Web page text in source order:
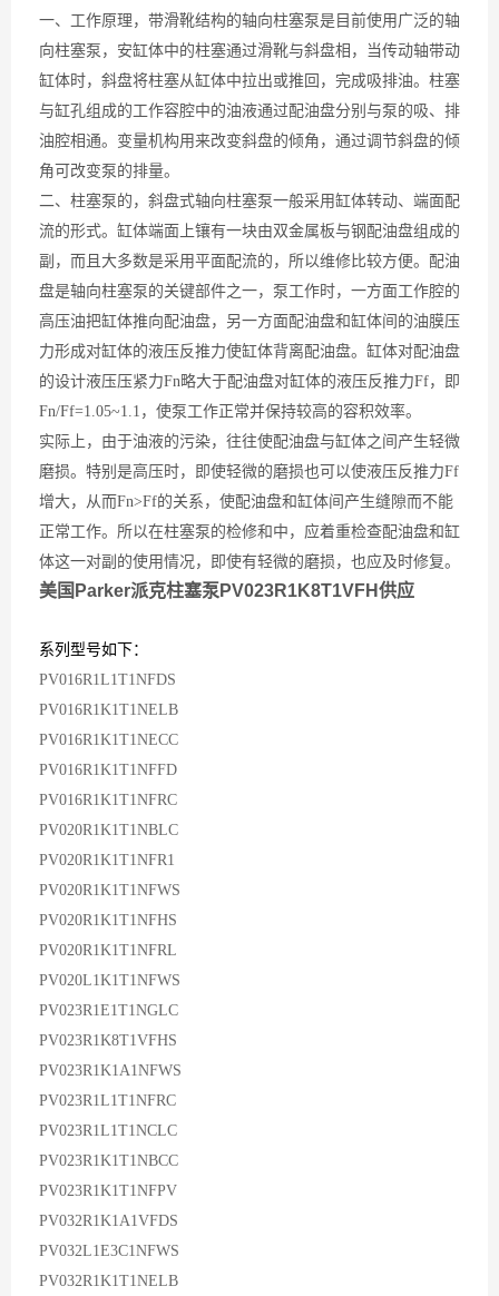
一、工作原理，带滑靴结构的轴向柱塞泵是目前使用广泛的轴
向柱塞泵，安缸体中的柱塞通过滑靴与斜盘相，当传动轴带动
缸体时，斜盘将柱塞从缸体中拉出或推回，完成吸排油。柱塞
与缸孔组成的工作容腔中的油液通过配油盘分别与泵的吸、排
油腔相通。变量机构用来改变斜盘的倾角，通过调节斜盘的倾
角可改变泵的排量。
二、柱塞泵的，斜盘式轴向柱塞泵一般采用缸体转动、端面配
流的形式。缸体端面上镶有一块由双金属板与钢配油盘组成的
副，而且大多数是采用平面配流的，所以维修比较方便。配油
盘是轴向柱塞泵的关键部件之一，泵工作时，一方面工作腔的
高压油把缸体推向配油盘，另一方面配油盘和缸体间的油膜压
力形成对缸体的液压反推力使缸体背离配油盘。缸体对配油盘
的设计液压压紧力Fn略大于配油盘对缸体的液压反推力Ff，即
Fn/Ff=1.05~1.1，使泵工作正常并保持较高的容积效率。
实际上，由于油液的污染，往往使配油盘与缸体之间产生轻微
磨损。特别是高压时，即使轻微的磨损也可以使液压反推力Ff
增大，从而Fn>Ff的关系，使配油盘和缸体间产生缝隙而不能
正常工作。所以在柱塞泵的检修和中，应着重检查配油盘和缸
体这一对副的使用情况，即使有轻微的磨损，也应及时修复。
美国Parker派克柱塞泵PV023R1K8T1VFH供应
系列型号如下：
PV016R1L1T1NFDS
PV016R1K1T1NELB
PV016R1K1T1NECC
PV016R1K1T1NFFD
PV016R1K1T1NFRC
PV020R1K1T1NBLC
PV020R1K1T1NFR1
PV020R1K1T1NFWS
PV020R1K1T1NFHS
PV020R1K1T1NFRL
PV020L1K1T1NFWS
PV023R1E1T1NGLC
PV023R1K8T1VFHS
PV023R1K1A1NFWS
PV023R1L1T1NFRC
PV023R1L1T1NCLC
PV023R1K1T1NBCC
PV023R1K1T1NFPV
PV032R1K1A1VFDS
PV032L1E3C1NFWS
PV032R1K1T1NELB